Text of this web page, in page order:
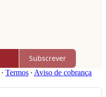
Subscrever
∙ Termos ∙ Aviso de cobrança